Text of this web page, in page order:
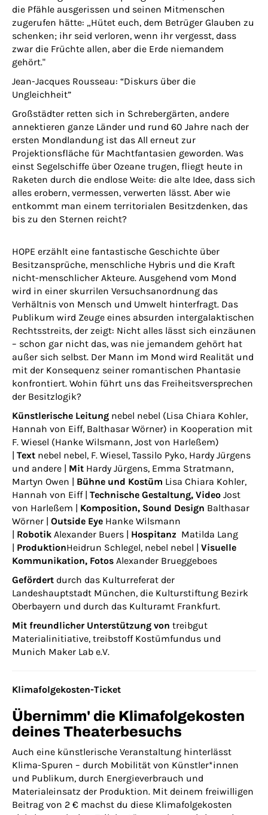
die Pfähle ausgerissen und seinen Mitmenschen
zugerufen hätte: „Hütet euch, dem Betrüger Glauben zu
schenken; ihr seid verloren, wenn ihr vergesst, dass
zwar die Früchte allen, aber die Erde niemandem
gehört."
Jean-Jacques Rousseau: “Diskurs über die
Ungleichheit”
Großstädter retten sich in Schrebergärten, andere
annektieren ganze Länder und rund 60 Jahre nach der
ersten Mondlandung ist das All erneut zur
Projektionsfläche für Machtfantasien geworden. Was
einst Segelschiffe über Ozeane trugen, fliegt heute in
Raketen durch die endlose Weite: die alte Idee, dass sich
alles erobern, vermessen, verwerten lässt. Aber wie
entkommt man einem territorialen Besitzdenken, das
bis zu den Sternen reicht?
HOPE erzählt eine fantastische Geschichte über
Besitzansprüche, menschliche Hybris und die Kraft
nicht-menschlicher Akteure. Ausgehend vom Mond
wird in einer skurrilen Versuchsanordnung das
Verhältnis von Mensch und Umwelt hinterfragt. Das
Publikum wird Zeuge eines absurden intergalaktischen
Rechtsstreits, der zeigt: Nicht alles lässt sich einzäunen
– schon gar nicht das, was nie jemandem gehört hat
außer sich selbst. Der Mann im Mond wird Realität und
mit der Konsequenz seiner romantischen Phantasie
konfrontiert. Wohin führt uns das Freiheitsversprechen
der Besitzlogik?
Künstlerische Leitung nebel nebel (Lisa Chiara Kohler,
Hannah von Eiff, Balthasar Wörner) in Kooperation mit
F. Wiesel (Hanke Wilsmann, Jost von Harleßem)
| Text nebel nebel, F. Wiesel, Tassilo Pyko, Hardy Jürgens
und andere | Mit Hardy Jürgens, Emma Stratmann,
Martyn Owen | Bühne und Kostüm Lisa Chiara Kohler,
Hannah von Eiff | Technische Gestaltung, Video Jost
von Harleßem | Komposition, Sound Design Balthasar
Wörner | Outside Eye Hanke Wilsmann
| Robotik Alexander Buers | Hospitanz Matilda Lang
| ProduktionHeidrun Schlegel, nebel nebel | Visuelle
Kommunikation, Fotos Alexander Brueggeboes
Gefördert durch das Kulturreferat der
Landeshauptstadt München, die Kulturstiftung Bezirk
Oberbayern und durch das Kulturamt Frankfurt.
Mit freundlicher Unterstützung von treibgut
Materialinitiative, treibstoff Kostümfundus und
Munich Maker Lab e.V.
Klimafolgekosten-Ticket
Übernimm' die Klimafolgekosten
deines Theaterbesuchs
Auch eine künstlerische Veranstaltung hinterlässt
Klima-Spuren – durch Mobilität von Künstler*innen
und Publikum, durch Energieverbrauch und
Materialeinsatz der Produktion. Mit deinem freiwilligen
Beitrag von 2 € machst du diese Klimafolgekosten